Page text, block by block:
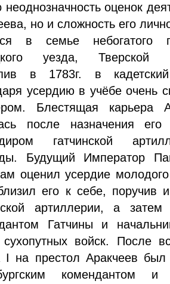
неоднозначность оценок
но и сложность его
в семье небогатого
уезда, Тверской
в 1783г. в
усердию в учёбе очень
Блестящая карьера
после назначения
гатчинской
Будущий Император
оценил усердие
его к себе, поручив
артиллерии, а затем
Гатчины и
войск. После
I на престол Аракчеев был
комендантом и